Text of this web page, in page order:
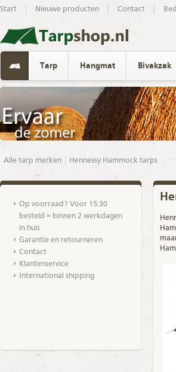
Start Nieuwe producten Contact
Tarp Hangmat Bivakzak
Alle tarp merken Hennessy Hammock tarps
Op voorraad? Voor 15:30
besteld = binnen 2 werkdagen
in huis
Garantie en retourneren
Contact
Klantenservice
International shipping